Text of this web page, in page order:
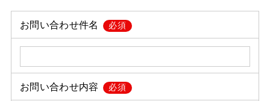
お問い合わせ件名 必須
お問い合わせ内容 必須